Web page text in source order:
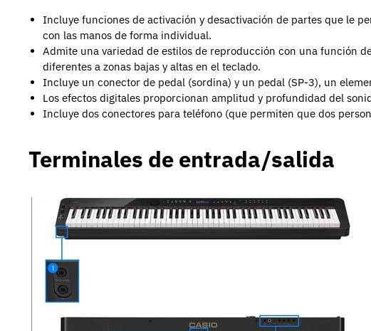
Incluye funciones de activación y desactivación de partes que le
con las manos de forma individual.
Admite una variedad de estilos de reproducción con una función
diferentes a zonas bajas y altas en el teclado.
Incluye un conector de pedal (sordina) y un pedal (SP-3), un
Los efectos digitales proporcionan amplitud y profundidad del
Incluye dos conectores para teléfono (que permiten que dos
Terminales de entrada/salida